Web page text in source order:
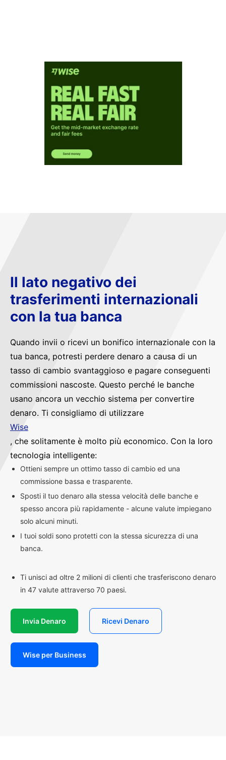
Il lato negativo dei
trasferimenti internazionali
con la tua banca
Quando invii o ricevi un bonifico internazionale con la
tua banca, potresti perdere denaro a causa di un
tasso di cambio svantaggioso e pagare conseguenti
commissioni nascoste. Questo perché le banche
usano ancora un vecchio sistema per convertire
denaro. Ti consigliamo di utilizzare
Wise
, che solitamente è molto più economico. Con la loro
tecnologia intelligente:
Ottieni sempre un ottimo tasso di cambio ed una
commissione bassa e trasparente.
Sposti il tuo denaro alla stessa velocità delle banche e
spesso ancora più rapidamente - alcune valute impiegano
solo alcuni minuti.
I tuoi soldi sono protetti con la stessa sicurezza di una
banca.
Ti unisci ad oltre 2 milioni di clienti che trasferiscono denaro
in 47 valute attraverso 70 paesi.
Invia Denaro Ricevi Denaro
Wise per Business